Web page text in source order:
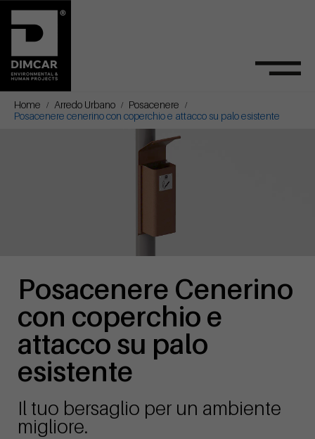
Home Arredo Urbano
Posacenere
Posacenere cenerino con coperchio e attacco su palo esistente
Posacenere Cenerino
con coperchio e
attacco su palo
esistente
Il tuo bersaglio per un ambiente
migliore.